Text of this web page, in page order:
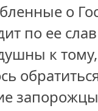
о
по ее
к